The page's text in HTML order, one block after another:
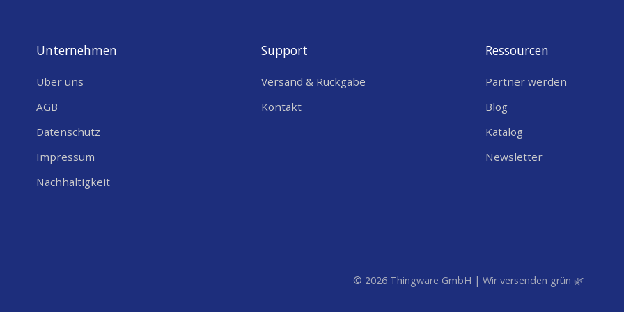
Unternehmen
Über uns
AGB
Datenschutz
Impressum
Nachhaltigkeit
Support
Versand & Rückgabe
Kontakt
Ressourcen
Partner werden
Blog
Katalog
Newsletter
© 2026 Thingware GmbH | Wir versenden grün 🌿